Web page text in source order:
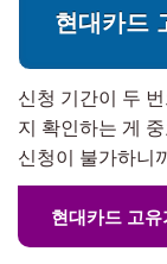
현대카드
신청 기간이 두
지 확인하는 게
신청이 불가하니
현대카드 고